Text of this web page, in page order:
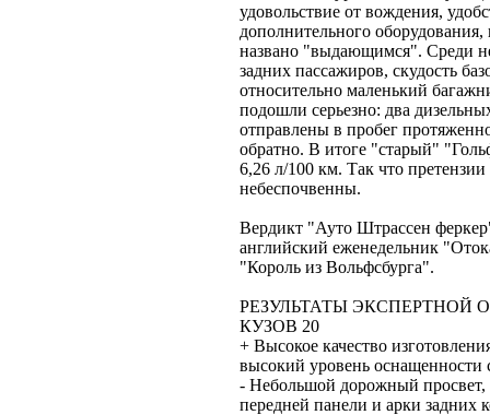
удовольствие от вождения,
дополнительного
названо "выдающимся". Среди
задних пассажиров, скудость
относительно маленький
подошли серьезно: два
отправлены в пробег
обратно. В итоге "старый"
6,26 л/100 км. Так что
небеспочвенны.
Вердикт "Ауто Штрассен
английский еженедельник
"Король из Вольфсбурга".
РЕЗУЛЬТАТЫ ЭКСПЕРТНОЙ
КУЗОВ 20
+ Высокое качество
высокий уровень оснащенности
- Небольшой дорожный
передней панели и арки задних